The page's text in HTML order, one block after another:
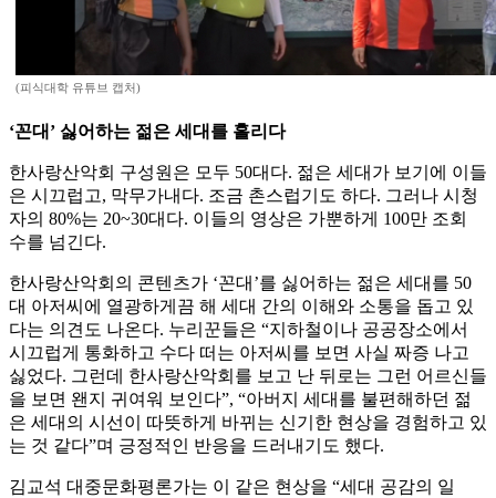
(피식대학 유튜브 캡처)
‘꼰대’ 싫어하는 젊은 세대를 홀리다
한사랑산악회 구성원은 모두 50대다. 젊은 세대가 보기에 이들
은 시끄럽고, 막무가내다. 조금 촌스럽기도 하다. 그러나 시청
자의 80%는 20~30대다. 이들의 영상은 가뿐하게 100만 조회
수를 넘긴다.
한사랑산악회의 콘텐츠가 ‘꼰대’를 싫어하는 젊은 세대를 50
대 아저씨에 열광하게끔 해 세대 간의 이해와 소통을 돕고 있
다는 의견도 나온다. 누리꾼들은 “지하철이나 공공장소에서
시끄럽게 통화하고 수다 떠는 아저씨를 보면 사실 짜증 나고
싫었다. 그런데 한사랑산악회를 보고 난 뒤로는 그런 어르신들
을 보면 왠지 귀여워 보인다”, “아버지 세대를 불편해하던 젊
은 세대의 시선이 따뜻하게 바뀌는 신기한 현상을 경험하고 있
는 것 같다”며 긍정적인 반응을 드러내기도 했다.
김교석 대중문화평론가는 이 같은 현상을 “세대 공감의 일